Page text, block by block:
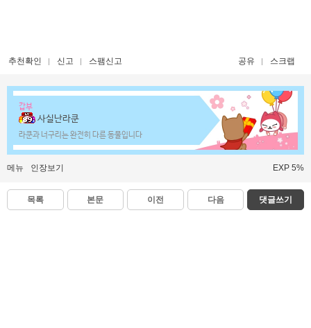
추천확인 신고 스팸신고 공유 스크랩
갑부
사실난라쿤
라쿤과 너구리는 완전히 다른 동물입니다
메뉴 인장보기 EXP 5%
목록 본문 이전 다음 댓글쓰기